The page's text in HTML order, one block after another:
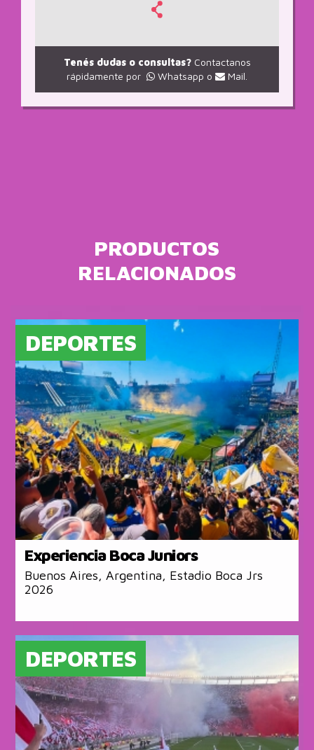
Tenés dudas o consultas?Contactanos
rápidamente por
Whatsapp o Mail.
PRODUCTOS
RELACIONADOS
DEPORTES
Experiencia Boca Juniors
Buenos Aires, Argentina, Estadio Boca Jrs
2026
DEPORTES